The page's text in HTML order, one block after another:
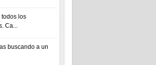
todos los
Ca...
buscando a un